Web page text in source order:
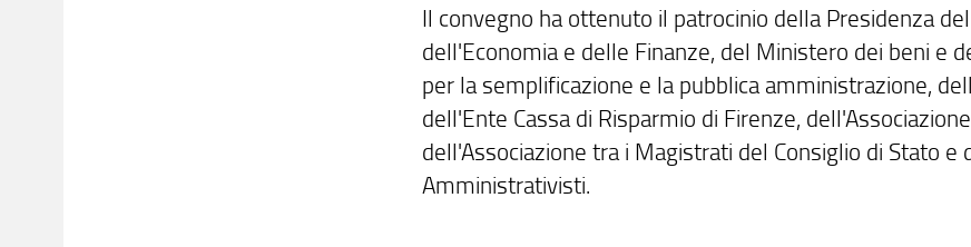
Il convegno ha ottenuto il patrocinio della Presidenza
dell'Economia e delle Finanze, del Ministero dei beni e
per la semplificazione e la pubblica amministrazione,
dell'Ente Cassa di Risparmio di Firenze,
dell'Associazione tra i Magistrati del Consiglio di Stato e
Amministrativisti.